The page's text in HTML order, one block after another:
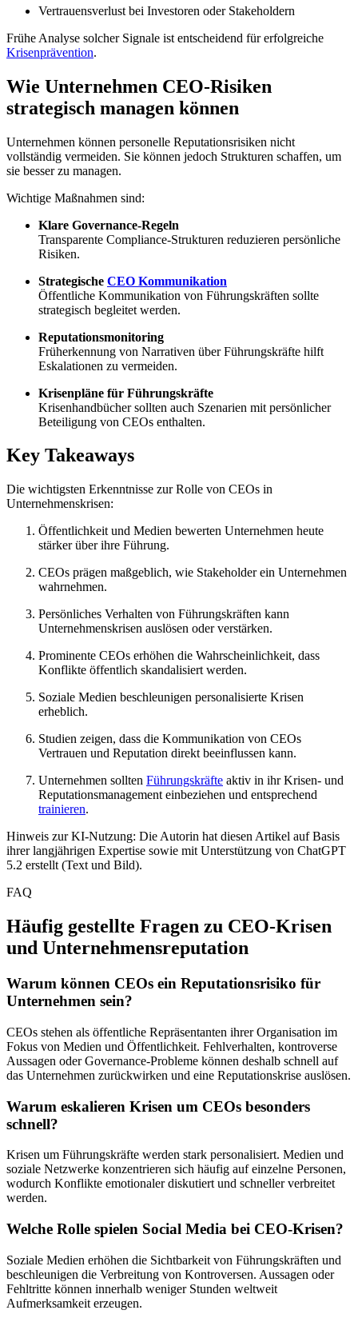
Vertrauensverlust bei Investoren oder Stakeholdern
Frühe Analyse solcher Signale ist entscheidend für erfolgreiche
Krisenprävention.
Wie Unternehmen CEO-Risiken
strategisch managen können
Unternehmen können personelle Reputationsrisiken nicht
vollständig vermeiden. Sie können jedoch Strukturen schaffen, um
sie besser zu managen.
Wichtige Maßnahmen sind:
Klare Governance-Regeln
Transparente Compliance-Strukturen reduzieren persönliche
Risiken.
Strategische CEO Kommunikation
Öffentliche Kommunikation von Führungskräften sollte
strategisch begleitet werden.
Reputationsmonitoring
Früherkennung von Narrativen über Führungskräfte hilft
Eskalationen zu vermeiden.
Krisenpläne für Führungskräfte
Krisenhandbücher sollten auch Szenarien mit persönlicher
Beteiligung von CEOs enthalten.
Key Takeaways
Die wichtigsten Erkenntnisse zur Rolle von CEOs in
Unternehmenskrisen:
Öffentlichkeit und Medien bewerten Unternehmen heute
stärker über ihre Führung.
CEOs prägen maßgeblich, wie Stakeholder ein Unternehmen
wahrnehmen.
Persönliches Verhalten von Führungskräften kann
Unternehmenskrisen auslösen oder verstärken.
Prominente CEOs erhöhen die Wahrscheinlichkeit, dass
Konflikte öffentlich skandalisiert werden.
Soziale Medien beschleunigen personalisierte Krisen
erheblich.
Studien zeigen, dass die Kommunikation von CEOs
Vertrauen und Reputation direkt beeinflussen kann.
Unternehmen sollten Führungskräfte aktiv in ihr Krisen- und
Reputationsmanagement einbeziehen und entsprechend
trainieren.
Hinweis zur KI-Nutzung: Die Autorin hat diesen Artikel auf Basis
ihrer langjährigen Expertise sowie mit Unterstützung von ChatGPT
5.2 erstellt (Text und Bild).
FAQ
Häufig gestellte Fragen zu CEO-Krisen
und Unternehmensreputation
Warum können CEOs ein Reputationsrisiko für
Unternehmen sein?
CEOs stehen als öffentliche Repräsentanten ihrer Organisation im
Fokus von Medien und Öffentlichkeit. Fehlverhalten, kontroverse
Aussagen oder Governance-Probleme können deshalb schnell auf
das Unternehmen zurückwirken und eine Reputationskrise auslösen.
Warum eskalieren Krisen um CEOs besonders
schnell?
Krisen um Führungskräfte werden stark personalisiert. Medien und
soziale Netzwerke konzentrieren sich häufig auf einzelne Personen,
wodurch Konflikte emotionaler diskutiert und schneller verbreitet
werden.
Welche Rolle spielen Social Media bei CEO-Krisen?
Soziale Medien erhöhen die Sichtbarkeit von Führungskräften und
beschleunigen die Verbreitung von Kontroversen. Aussagen oder
Fehltritte können innerhalb weniger Stunden weltweit
Aufmerksamkeit erzeugen.